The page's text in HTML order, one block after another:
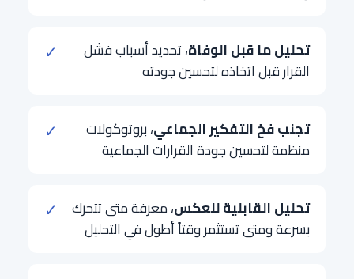
✓ تحليل ما قبل الوفاة، تحديد أسباب فشل
القرار قبل اتخاذه لتحسين جودته
✓ تجنب فخ التفكير الجماعي، بروتوكولات
منظمة لتحسين جودة القرارات الجماعية
✓ تحليل القابلية للعكس، معرفة متى تتحرك
بسرعة ومتى تستثمر وقتاً أطول في التحليل